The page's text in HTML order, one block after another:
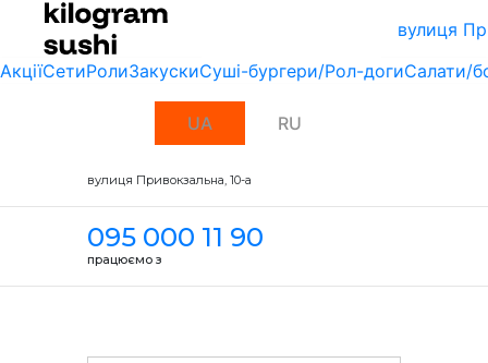
вулиця
АкціїСетиРолиЗакускиСуші-бургери/Рол-догиСалати/
UA RU
вулиця Привокзальна, 10-a
095 000 11 90
працюємо з